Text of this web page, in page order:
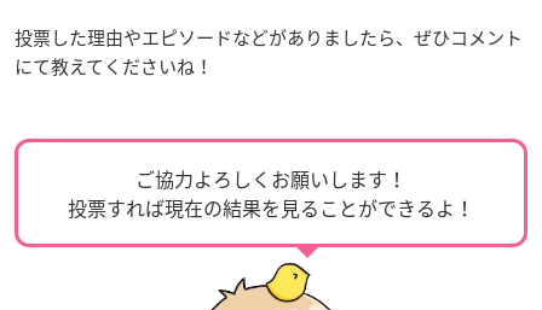
投票した理由やエピソードなどがありましたら、ぜひコメント
にて教えてくださいね！
ご協力よろしくお願いします！
投票すれば現在の結果を見ることができるよ！